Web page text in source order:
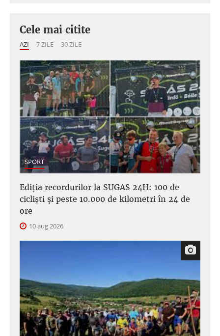
Cele mai citite
AZI 7 ZILE 30 ZILE
SPORT
Ediția recordurilor la SUGAS 24H: 100 de
cicliști și peste 10.000 de kilometri în 24 de
ore
10 aug 2026